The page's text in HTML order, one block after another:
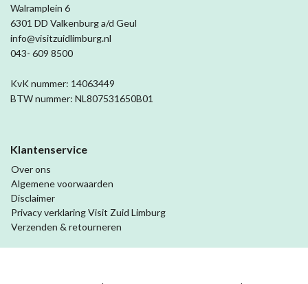
Walramplein 6
6301 DD Valkenburg a/d Geul
info@visitzuidlimburg.nl
043- 609 8500
KvK nummer: 14063449
BTW nummer: NL807531650B01
Klantenservice
Over ons
Algemene voorwaarden
Disclaimer
Privacy verklaring Visit Zuid Limburg
Verzenden & retourneren